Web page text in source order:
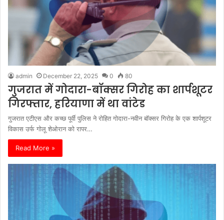
admin December 22, 2025 0 80
गुजरात में गोदारा-बॉक्सर गिरोह का शार्पशूटर
गिरफ्तार, हरियाणा में था वांटेड
गुजरात एटीएस और कच्छ पूर्वी पुलिस ने रोहित गोदारा-नवीन बॉक्सर गिरोह के एक शार्पशूटर
विकास उर्फ गोलू शेओरान को रापर…
Read More »